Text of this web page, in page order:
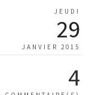
JEUDI
29
JANVIER 2015
4